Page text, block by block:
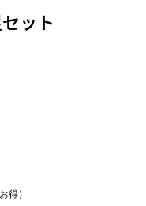
ット
得）